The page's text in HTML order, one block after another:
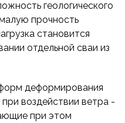
геологического
прочность
становится
отдельной сваи из
деформирования
воздействии ветра -
при этом